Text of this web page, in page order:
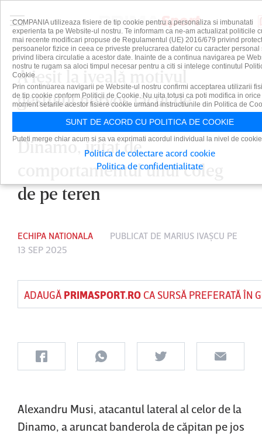
A ieşit la iveală motivul
gestului nervos făcut de
Alexandru Musi! Fotbalistul lui
Dinamo, iritat de
comportamentul unui coleg
de pe teren
ECHIPA NATIONALA PUBLICAT DE MARIUS IVAŞCU PE
13 SEP 2025
ADAUGĂ PRIMASPORT.ROCA SURSĂ PREFERATĂ ÎN
Alexandru Musi, atacantul lateral al celor de la
Dinamo, a aruncat banderola de căpitan pe jos
COMPANIA utilizeaza fisiere de tip cookie pentru a personaliza si imbunatati
experienta ta pe Website-ul nostru. Te informam ca ne-am actualizat politicile
mai recente modificari propuse de Regulamentul (UE) 2016/679 privind
persoanelor fizice in ceea ce priveste prelucrarea datelor cu caracter personal
privind libera circulatie a acestor date. Inainte de a continua navigarea pe
nostru te rugam sa aloci timpul necesar pentru a citi si intelege continutul
Cookie.
Prin continuarea navigarii pe Website-ul nostru confirmi acceptarea utilizarii
de tip cookie conform Politicii de Cookie. Nu uita totusi ca poti modifica in orice
moment setarile acestor fisiere cookie urmand instructiunile din Politica de
SUNT DE ACORD CU POLITICA DE COOKIE
Puteti merge chiar acum si sa va exprimati acordul individual la nivel de
Politica de colectare acord cookie
Politica de confidentialitate